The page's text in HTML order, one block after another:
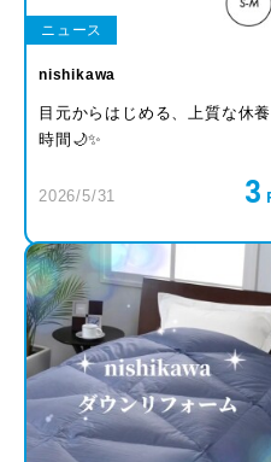
ニュース
nishikawa
目元からはじめる、上質な休養
時間🌙✨
2026/5/31 3